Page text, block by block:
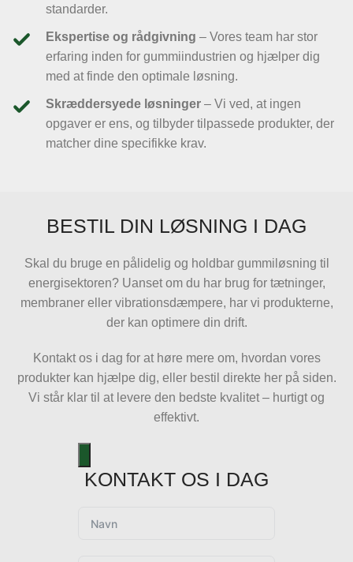
standarder.
Ekspertise og rådgivning – Vores team har stor
erfaring inden for gummiindustrien og hjælper dig
med at finde den optimale løsning.
Skræddersyede løsninger – Vi ved, at ingen
opgaver er ens, og tilbyder tilpassede produkter, der
matcher dine specifikke krav.
BESTIL DIN LØSNING I DAG
Skal du bruge en pålidelig og holdbar gummiløsning til
energisektoren? Uanset om du har brug for tætninger,
membraner eller vibrationsdæmpere, har vi produkterne,
der kan optimere din drift.
Kontakt os i dag for at høre mere om, hvordan vores
produkter kan hjælpe dig, eller bestil direkte her på siden.
Vi står klar til at levere den bedste kvalitet – hurtigt og
effektivt.
KONTAKT OS I DAG